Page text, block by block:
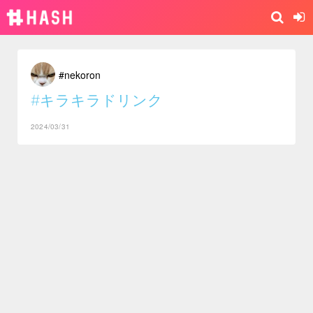
#nekoron
#キラキラドリンク
2024/03/31